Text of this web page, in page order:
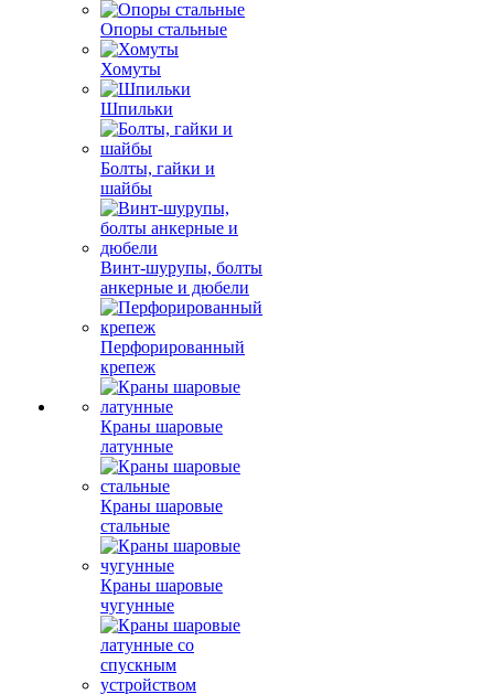
Опоры стальные
Хомуты
Шпильки
Болты, гайки и
шайбы
Винт-шурупы, болты
анкерные и дюбели
Перфорированный
крепеж
Краны шаровые
латунные
Краны шаровые
стальные
Краны шаровые
чугунные